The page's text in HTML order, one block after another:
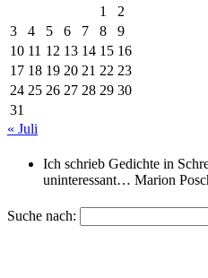
1
2
3
4 5 6 7 8
9
10 11 12 13 14 15 16
17 18 19 20 21 22 23
24 25 26 27 28 29 30
31
« Juli
Ich schrieb Gedichte in
uninteressant… Marion
Suche nach: